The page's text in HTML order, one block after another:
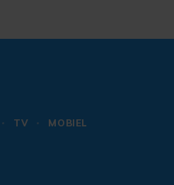
TV
MOBIEL